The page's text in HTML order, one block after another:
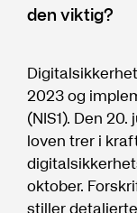
den viktig?
2023 og
(NIS1). Den
loven trer i
oktober.
stiller